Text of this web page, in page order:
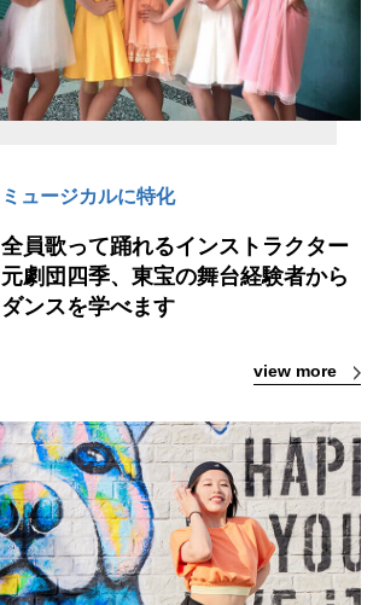
ミュージカルに特化
全員歌って踊れるインストラクター
元劇団四季、東宝の舞台経験者から
ダンスを学べます
view more